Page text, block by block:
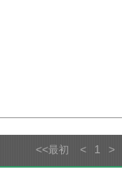
<<最初 < 1 >